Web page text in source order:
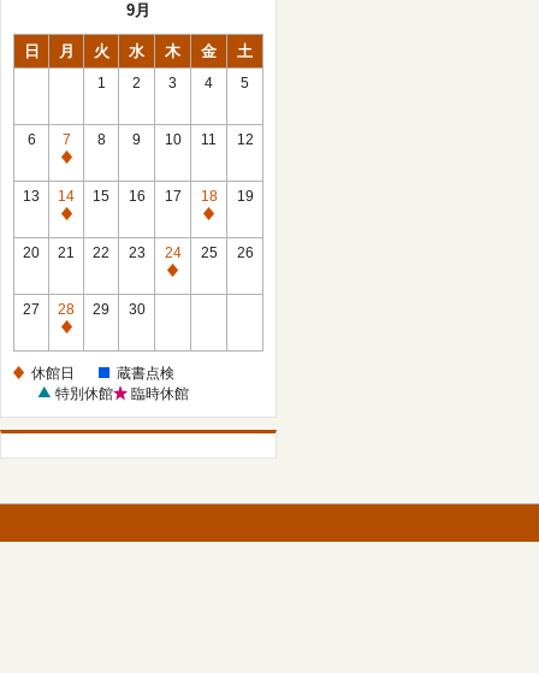
9月
日 月 火 水 木 金 土
1 2 3 4 5
6
7
休
館
日
8 9 10 11 12
13
14
休
館
15 16 17
18
休
館
19
20 21 22 23
24
休
25 26
27
28
休
日
29 30
休館日
蔵書点検
特別休館
臨時休館